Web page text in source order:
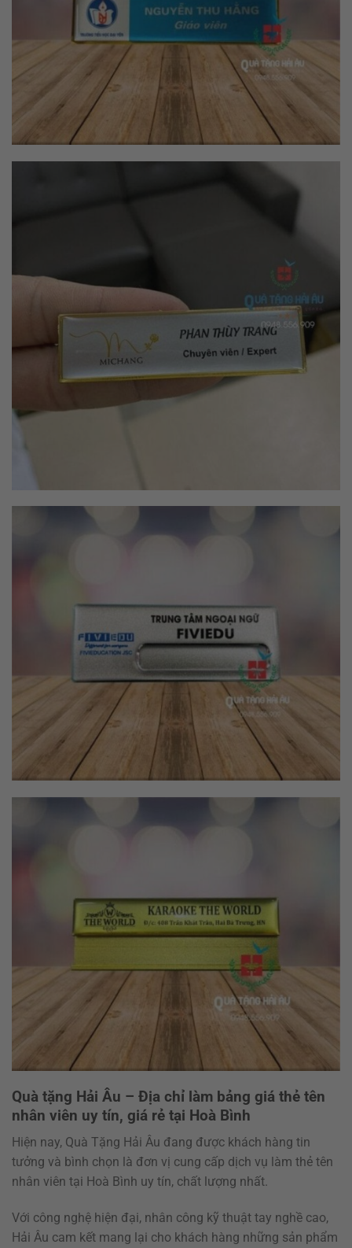
Quà tặng Hải Âu – Địa chỉ làm bảng giá thẻ tên
nhân viên uy tín, giá rẻ tại Hoà Bình
Hiện nay, Quà Tặng Hải Âu đang được khách hàng tin
tưởng và bình chọn là đơn vị cung cấp dịch vụ làm thẻ tên
nhân viên tại Hoà Bình uy tín, chất lượng nhất.
Với công nghệ hiện đại, nhân công kỹ thuật tay nghề cao,
Hải Âu cam kết mang lại cho khách hàng những sản phẩm